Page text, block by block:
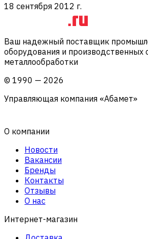
18 сентября 2012 г.
Ваш надежный поставщик
оборудования и производственных
металлообработки
© 1990 — 2026
Управляющая компания «Абамет»
О компании
Новости
Вакансии
Бренды
Контакты
Отзывы
О нас
Интернет-магазин